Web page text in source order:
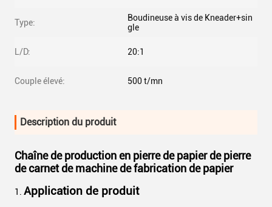
Type:
Boudineuse à vis de Kneader+sin
gle
L/D: 20:1
Couple élevé: 500 t/mn
Description du produit
Chaîne de production en pierre de papier de pierre
de carnet de machine de fabrication de papier
1. Application de produit